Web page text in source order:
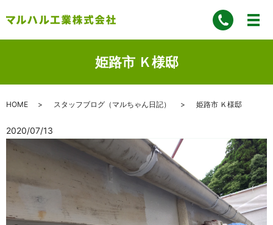
姫路市 Ｋ様邸
HOME スタッフブログ（マルちゃん日記） 姫路市 Ｋ様邸
2020/07/13